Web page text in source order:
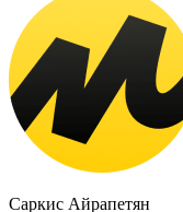
Саркис Айрапетян